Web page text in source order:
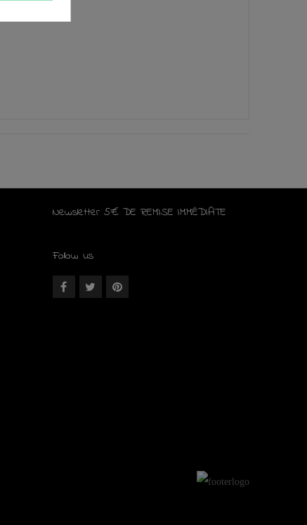
Newsletter 5€ DE REMISE IMMÉDIATE
Follow us